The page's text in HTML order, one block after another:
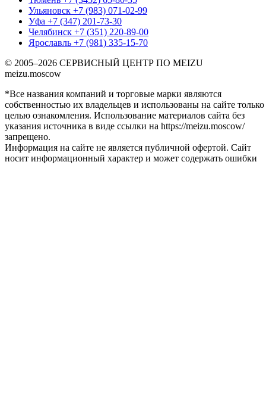
Ульяновск +7 (983) 071-02-99
Уфа +7 (347) 201-73-30
Челябинск +7 (351) 220-89-00
Ярославль +7 (981) 335-15-70
© 2005–2026 СЕРВИСНЫЙ ЦЕНТР ПО MEIZU
meizu.moscow
*Все названия компаний и торговые марки являются
собственностью их владельцев и использованы на сайте только
целью ознакомления. Использование материалов сайта без
указания источника в виде ссылки на https://meizu.moscow/
запрещено.
Информация на сайте не является публичной офертой. Сайт
носит информационный характер и может содержать ошибки